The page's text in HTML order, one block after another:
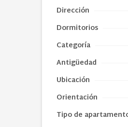
Dirección
Dormitorios
Categoría
Antigüedad
Ubicación
Orientación
Tipo de